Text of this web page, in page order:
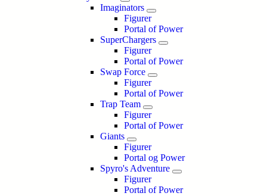
Imaginators
Figurer
Portal of Power
SuperChargers
Figurer
Portal of Power
Swap Force
Figurer
Portal of Power
Trap Team
Figurer
Portal of Power
Giants
Figurer
Portal og Power
Spyro's Adventure
Figurer
Portal of Power